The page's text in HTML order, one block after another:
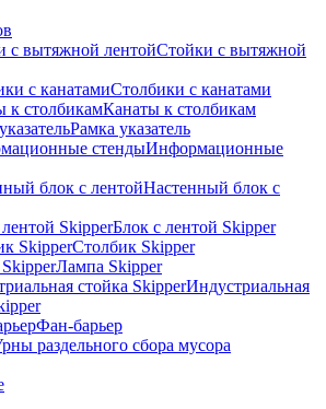
Стойки с вытяжной
Столбики с канатами
Канаты к столбикам
Рамка указатель
Информационные
Настенный блок с
Блок с лентой Skipper
Столбик Skipper
Лампа Skipper
Индустриальная
Фан-барьер
раздельного сбора мусора